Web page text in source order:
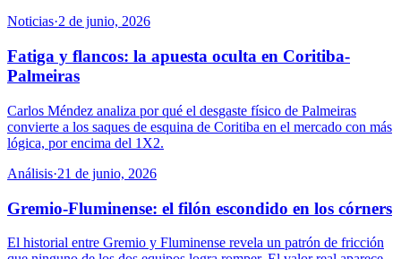
Noticias·2 de junio, 2026
Fatiga y flancos: la apuesta oculta en Coritiba-
Palmeiras
Carlos Méndez analiza por qué el desgaste físico de Palmeiras
convierte a los saques de esquina de Coritiba en el mercado con más
lógica, por encima del 1X2.
Análisis·21 de junio, 2026
Gremio-Fluminense: el filón escondido en los córners
El historial entre Gremio y Fluminense revela un patrón de fricción